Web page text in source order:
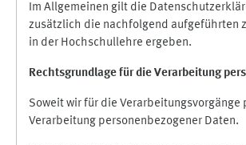
Im Allgemeinen gilt die
zusätzlich die nachfolgend aufgeführten
in der Hochschullehre ergeben.
Rechtsgrundlage für die Verarbeitung
Soweit wir für die
Verarbeitung personenbezogener Daten.